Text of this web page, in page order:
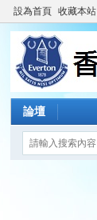
設為首頁 收藏本站
論壇